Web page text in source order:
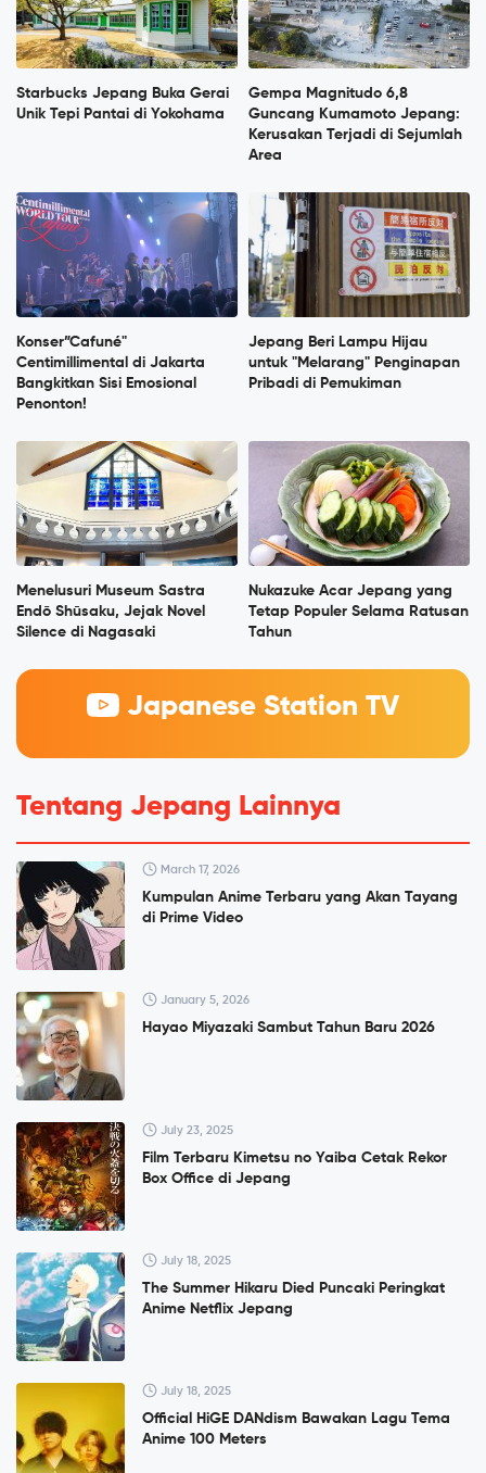
Starbucks Jepang Buka Gerai
Unik Tepi Pantai di Yokohama
Gempa Magnitudo 6,8
Guncang Kumamoto Jepang:
Kerusakan Terjadi di Sejumlah
Area
Konser”Cafuné"
Centimillimental di Jakarta
Bangkitkan Sisi Emosional
Penonton!
Jepang Beri Lampu Hijau
untuk "Melarang" Penginapan
Pribadi di Pemukiman
Menelusuri Museum Sastra
Endō Shūsaku, Jejak Novel
Silence di Nagasaki
Nukazuke Acar Jepang yang
Tetap Populer Selama Ratusan
Tahun
Japanese Station TV
Tentang Jepang Lainnya
March 17, 2026
Kumpulan Anime Terbaru yang Akan Tayang
di Prime Video
January 5, 2026
Hayao Miyazaki Sambut Tahun Baru 2026
July 23, 2025
Film Terbaru Kimetsu no Yaiba Cetak Rekor
Box Office di Jepang
July 18, 2025
The Summer Hikaru Died Puncaki Peringkat
Anime Netflix Jepang
July 18, 2025
Official HiGE DANdism Bawakan Lagu Tema
Anime 100 Meters